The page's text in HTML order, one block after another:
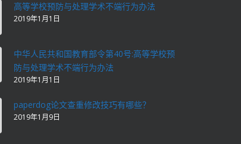
高等学校预防与处理学术不端行为办法
2019年1月1日
中华人民共和国教育部令第40号:高等学校预
防与处理学术不端行为办法
2019年1月1日
paperdog论文查重修改技巧有哪些？
2019年1月9日